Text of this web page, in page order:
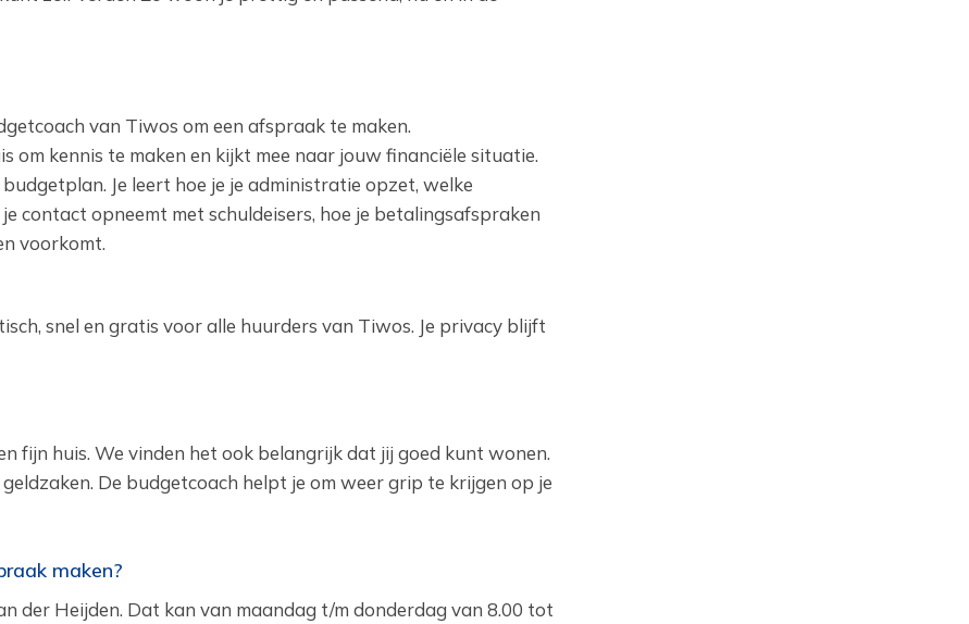
van Tiwos om een afspraak te maken.
om kennis te maken en kijkt mee naar jouw financiële situatie.
Je leert hoe je je administratie opzet, welke
contact opneemt met schuldeisers, hoe je betalingsafspraken
voorkomt.
snel en gratis voor alle huurders van Tiwos. Je privacy blijft
fijn huis. We vinden het ook belangrijk dat jij goed kunt wonen.
De budgetcoach helpt je om weer grip te krijgen op je
maken?
der Heijden. Dat kan van maandag t/m donderdag van 8.00 tot